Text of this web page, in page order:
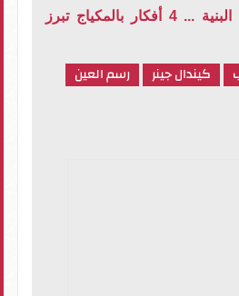
لصاحبات العيون البنية ... 4 أفكار بالمكياج تبرز
كيندال جينر رسم العين